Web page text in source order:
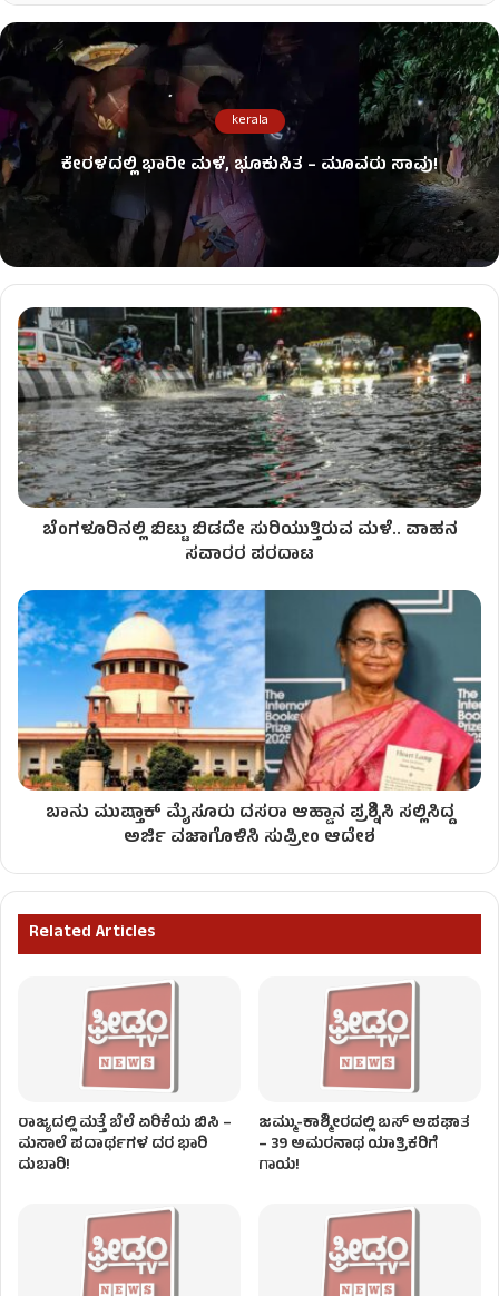
kerala
ಕೇರಳದಲ್ಲಿ ಭಾರೀ ಮಳೆ, ಭೂಕುಸಿತ – ಮೂವರು ಸಾವು!
ಬೆಂಗಳೂರಿನಲ್ಲಿ ಬಿಟ್ಟು ಬಿಡದೇ ಸುರಿಯುತ್ತಿರುವ ಮಳೆ.. ವಾಹನ
ಸವಾರರ ಪರದಾಟ
ಬಾನು ಮುಷ್ತಾಕ್ ಮೈಸೂರು ದಸರಾ​ ಆಹ್ವಾನ ಪ್ರಶ್ನಿಸಿ ಸಲ್ಲಿಸಿದ್ದ
ಅರ್ಜಿ ವಜಾಗೊಳಿಸಿ ಸುಪ್ರೀಂ ಆದೇಶ
Related Articles
ರಾಜ್ಯದಲ್ಲಿ ಮತ್ತೆ ಬೆಲೆ ಏರಿಕೆಯ ಬಿಸಿ –
ಮಸಾಲೆ ಪದಾರ್ಥಗಳ ದರ ಭಾರಿ
ದುಬಾರಿ!
ಜಮ್ಮು-ಕಾಶ್ಮೀರದಲ್ಲಿ ಬಸ್ ಅಪಘಾತ
– 39 ಅಮರನಾಥ ಯಾತ್ರಿಕರಿಗೆ
ಗಾಯ!